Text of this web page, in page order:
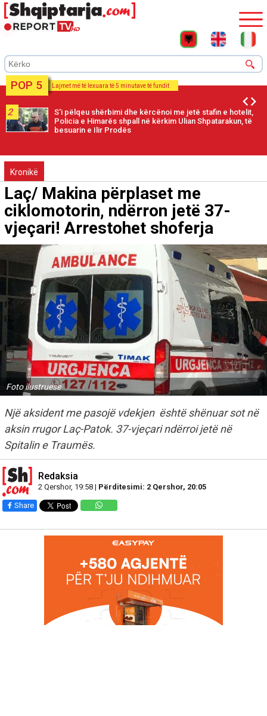
POP 5 Lajmet më të lexuara të 5 minutave të fundit
2
S'i pëlqeu shërbimi dhe kërcënoi me jetë stafin e hotelit,
Policia e Himarës shpall në kërkim Ulian Shpatarakun, të
besuarin e Ilir Prodës
Kronikë
Laç/ Makina përplaset me
ciklomotorin, ndërron jetë 37-
vjeçari! Arrestohet shoferja
Foto ilustruese
Një aksident me pasojë vdekjen është shënuar sot në
aksin rrugor Laç-Patok. 37-vjeçari ndërroi jetë në
Spitalin e Traumës.
Redaksia
2 Qershor, 19:58 | Përditesimi: 2 Qershor, 20:05
Share